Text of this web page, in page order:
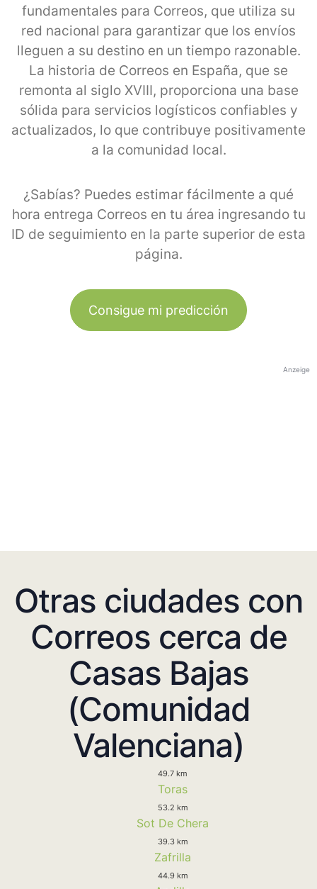
fundamentales para Correos, que utiliza su
red nacional para garantizar que los envíos
lleguen a su destino en un tiempo razonable.
La historia de Correos en España, que se
remonta al siglo XVIII, proporciona una base
sólida para servicios logísticos confiables y
actualizados, lo que contribuye positivamente
a la comunidad local.
¿Sabías? Puedes estimar fácilmente a qué
hora entrega Correos en tu área ingresando tu
ID de seguimiento en la parte superior de esta
página.
Consigue mi predicción
Anzeige
Otras ciudades con
Correos cerca de
Casas Bajas
(Comunidad
Valenciana)
49.7 km
Toras
53.2 km
Sot De Chera
39.3 km
Zafrilla
44.9 km